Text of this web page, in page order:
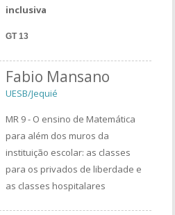
inclusiva
GT 13
Fabio Mansano
UESB/Jequié
MR 9 - O ensino de Matemática
para além dos muros da
instituição escolar: as classes
para os privados de liberdade e
as classes hospitalares